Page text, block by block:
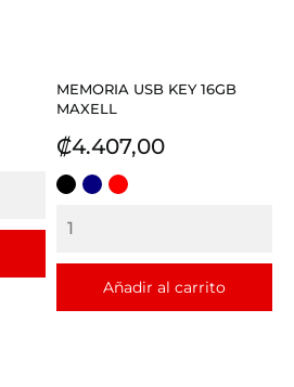
MEMORIA USB KEY 16GB
MAXELL
Precio
₡4.407,00
NEGRO
AZULROJO
Añadir al carrito